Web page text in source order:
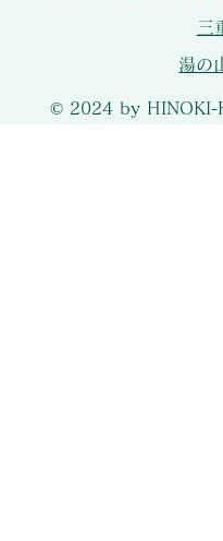
© 2024 by HINOKI-
三
湯の